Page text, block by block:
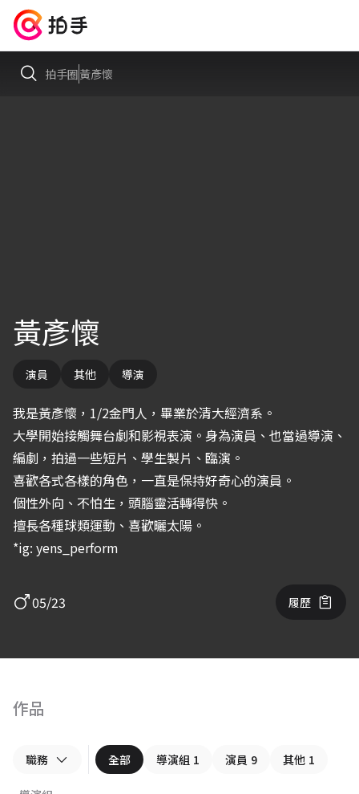
拍手圈黃彥懷
黃彥懷
演員 其他 導演
我是黃彥懷，1/2金門人，畢業於清大經濟系。
大學開始接觸舞台劇和影視表演。身為演員、也當過導演、
編劇，拍過一些短片、學生製片、臨演。
喜歡各式各樣的角色，一直是保持好奇心的演員。
個性外向、不怕生，頭腦靈活轉得快。
擅長各種球類運動、喜歡曬太陽。
*ig: yens_perform
05/23 履歷
作品
職務 全部 導演組 1 演員 9 其他 1